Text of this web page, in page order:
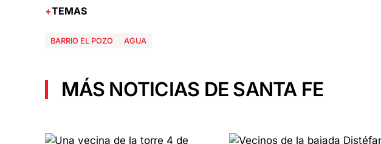
TEMAS
BARRIO EL POZO AGUA
MÁS NOTICIAS DE SANTA FE